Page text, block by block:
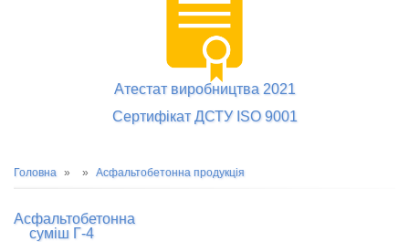
Атестат виробництва 2021
Сертифікат ДСТУ ISO 9001
Рядок
Головна Асфальтобетонна продукція
Асфальтобетонна
суміш Г-4